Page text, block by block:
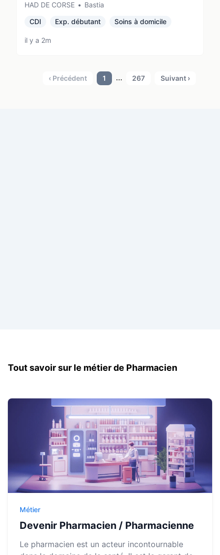
HAD DE CORSE • Bastia
CDI
Exp. débutant Soins à domicile
il y a 2m
‹ Précédent 1 … 267 Suivant ›
Tout savoir sur le métier de Pharmacien
Métier
Devenir Pharmacien / Pharmacienne
Le pharmacien est un acteur incontournable